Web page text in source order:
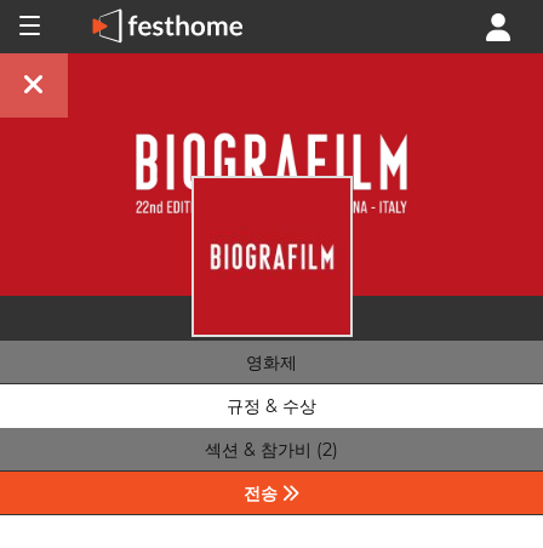
영화제
규정 & 수상
섹션 & 참가비 (2)
전송